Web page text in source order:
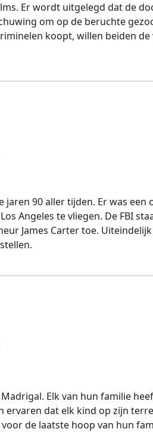
Er wordt uitgelegd dat de
om op de beruchte
koopt, willen beiden
90 aller tijden. Er was een
Angeles te vliegen. De FBI
James Carter toe.
Elk van hun familie
dat elk kind op zijn
de laatste hoop van hun